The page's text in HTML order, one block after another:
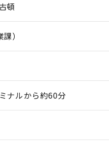
頓
）
ナルから約60分